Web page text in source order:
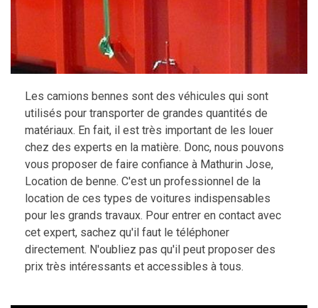
Les camions bennes sont des véhicules qui sont
utilisés pour transporter de grandes quantités de
matériaux. En fait, il est très important de les louer
chez des experts en la matière. Donc, nous pouvons
vous proposer de faire confiance à Mathurin Jose,
Location de benne. C'est un professionnel de la
location de ces types de voitures indispensables
pour les grands travaux. Pour entrer en contact avec
cet expert, sachez qu'il faut le téléphoner
directement. N'oubliez pas qu'il peut proposer des
prix très intéressants et accessibles à tous.